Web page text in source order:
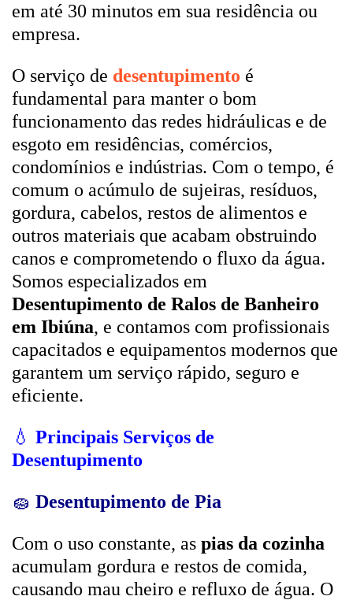
em até 30 minutos em sua residência ou
empresa.
O serviço de desentupimento é
fundamental para manter o bom
funcionamento das redes hidráulicas e de
esgoto em residências, comércios,
condomínios e indústrias. Com o tempo, é
comum o acúmulo de sujeiras, resíduos,
gordura, cabelos, restos de alimentos e
outros materiais que acabam obstruindo
canos e comprometendo o fluxo da água.
Somos especializados em
Desentupimento de Ralos de Banheiro
em Ibiúna, e contamos com profissionais
capacitados e equipamentos modernos que
garantem um serviço rápido, seguro e
eficiente.
💧 Principais Serviços de
Desentupimento
🧽 Desentupimento de Pia
Com o uso constante, as pias da cozinha
acumulam gordura e restos de comida,
causando mau cheiro e refluxo de água. O